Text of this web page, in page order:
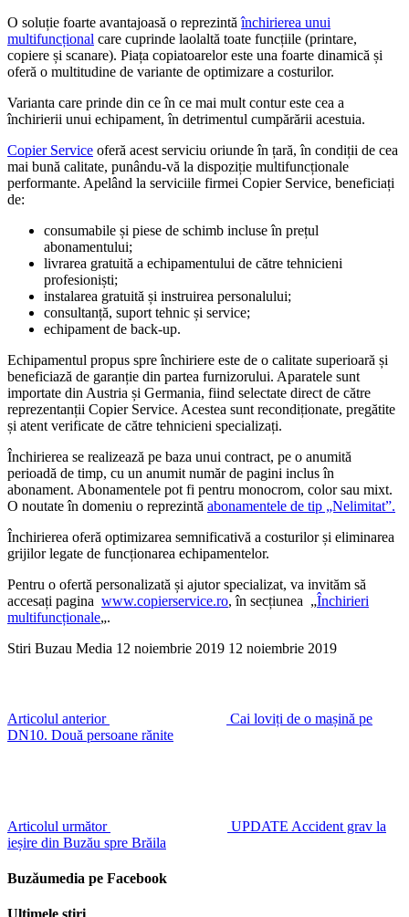
O soluție foarte avantajoasă o reprezintăînchirierea unui
multifuncțional care cuprinde laolaltă toate funcțiile (printare,
copiere și scanare). Piața copiatoarelor este una foarte dinamică și
oferă o multitudine de variante de optimizare a costurilor.
Varianta care prinde din ce în ce mai mult contur este cea a
închirierii unui echipament, în detrimentul cumpărării acestuia.
Copier Service oferă acest serviciu oriunde în țară, în condiții de cea
mai bună calitate, punându-vă la dispoziție multifuncționale
performante. Apelând la serviciile firmei Copier Service, beneficiați
de:
consumabile și piese de schimb incluse în prețul
abonamentului;
livrarea gratuită a echipamentului de către tehnicieni
profesioniști;
instalarea gratuită și instruirea personalului;
consultanță, suport tehnic și service;
echipament de back-up.
Echipamentul propus spre închiriere este de o calitate superioară și
beneficiază de garanție din partea furnizorului. Aparatele sunt
importate din Austria și Germania, fiind selectate direct de către
reprezentanții Copier Service. Acestea sunt recondiționate, pregătite
și atent verificate de către tehnicieni specializați.
Închirierea se realizează pe baza unui contract, pe o anumită
perioadă de timp, cu un anumit număr de pagini inclus în
abonament. Abonamentele pot fi pentru monocrom, color sau mixt.
O noutate în domeniu o reprezintă abonamentele de tip „Nelimitat”.
Închirierea oferă optimizarea semnificativă a costurilor și eliminarea
grijilor legate de funcționarea echipamentelor.
Pentru o ofertă personalizată și ajutor specializat, va invităm să
accesați pagina www.copierservice.ro, în secțiunea „Închirieri
multifuncționale„.
Stiri Buzau Media 12 noiembrie 2019 12 noiembrie 2019
Articolul anterior
Cai loviți de o mașină pe
DN10. Două persoane rănite
Articolul următor
UPDATE Accident grav la
ieșire din Buzău spre Brăila
Buzăumedia pe Facebook